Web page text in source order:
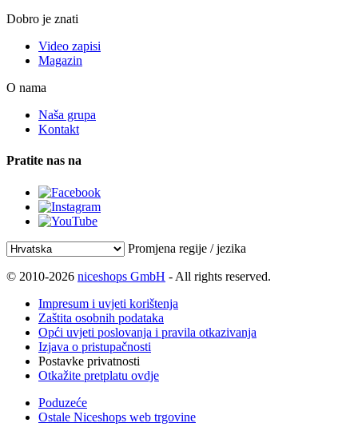
Dobro je znati
Video zapisi
Magazin
O nama
Naša grupa
Kontakt
Pratite nas na
Promjena regije / jezika
© 2010-2026 niceshops GmbH - All rights reserved.
Impresum i uvjeti korištenja
Zaštita osobnih podataka
Opći uvjeti poslovanja i pravila otkazivanja
Izjava o pristupačnosti
Postavke privatnosti
Otkažite pretplatu ovdje
Poduzeće
Ostale Niceshops web trgovine